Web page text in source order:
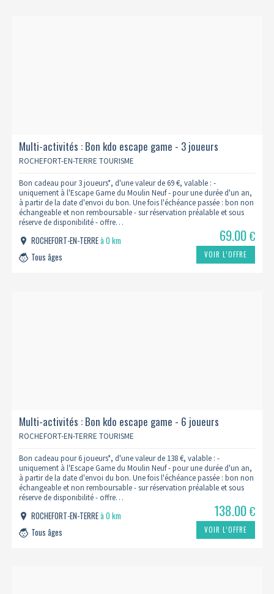
Multi-activités : Bon kdo escape game - 3 joueurs
ROCHEFORT-EN-TERRE TOURISME
Bon cadeau pour 3 joueurs*, d'une valeur de 69 €, valable : -
uniquement à l'Escape Game du Moulin Neuf - pour une durée d'un an,
à partir de la date d'envoi du bon. Une fois l'échéance passée : bon non
échangeable et non remboursable - sur réservation préalable et sous
réserve de disponibilité - offre…
ROCHEFORT-EN-TERREà 0 km
Tous âges
69.00€
VOIR L’OFFRE
Multi-activités : Bon kdo escape game - 6 joueurs
ROCHEFORT-EN-TERRE TOURISME
Bon cadeau pour 6 joueurs*, d'une valeur de 138 €, valable : -
uniquement à l'Escape Game du Moulin Neuf - pour une durée d'un an,
à partir de la date d'envoi du bon. Une fois l'échéance passée : bon non
échangeable et non remboursable - sur réservation préalable et sous
réserve de disponibilité - offre…
ROCHEFORT-EN-TERREà 0 km
Tous âges
138.00€
VOIR L’OFFRE